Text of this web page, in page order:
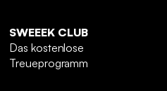
SWEEEK CLUB
Das kostenlose
Treueprogramm